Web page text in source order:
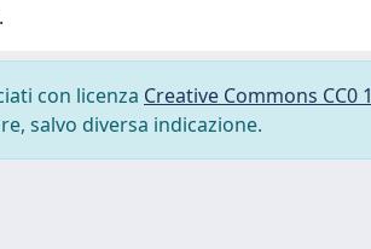
con licenza Creative Commons CC0
salvo diversa indicazione.